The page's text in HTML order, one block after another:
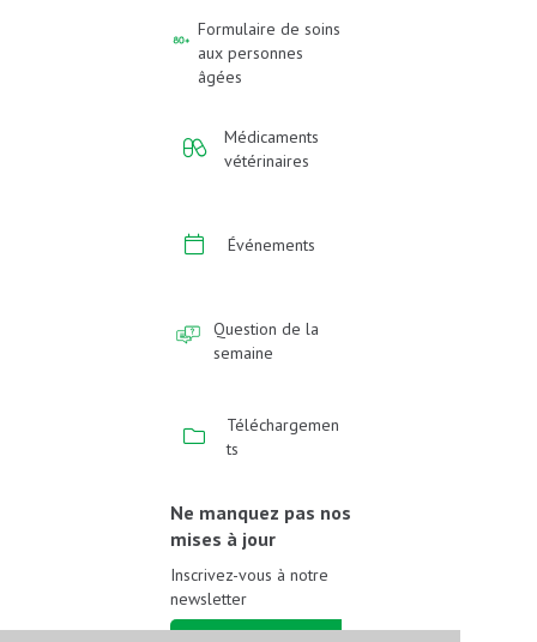
Formulaire de soins
aux personnes
âgées
Médicaments
vétérinaires
Événements
Question de la
semaine
Téléchargemen
ts
Ne manquez pas nos
mises à jour
Inscrivez-vous à notre
newsletter